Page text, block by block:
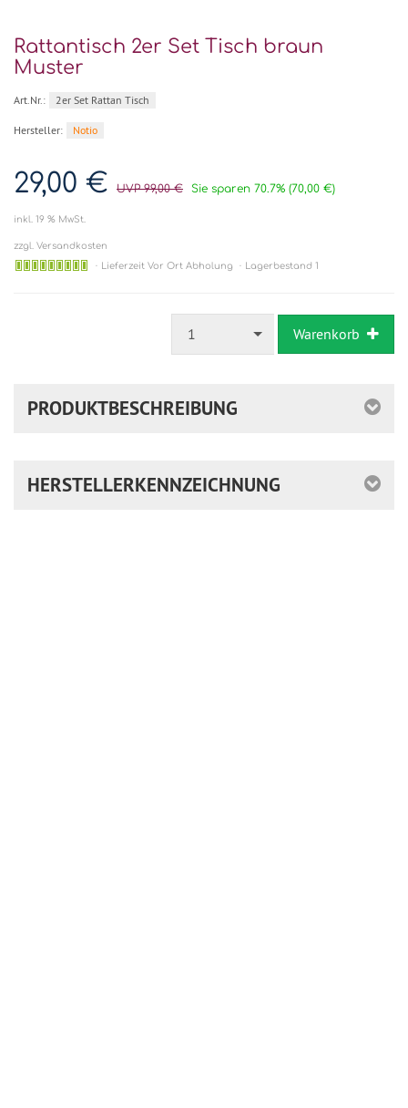
Rattantisch 2er Set Tisch braun
Muster
Art.Nr.: 2er Set Rattan Tisch
Hersteller: Notio
29,00 € UVP 99,00 € Sie sparen 70.7% (70,00 €)
inkl. 19 % MwSt.
zzgl. Versandkosten
Lieferzeit Vor Ort Abholung
Lagerbestand 1
1 Warenkorb
PRODUKTBESCHREIBUNG
HERSTELLERKENNZEICHNUNG